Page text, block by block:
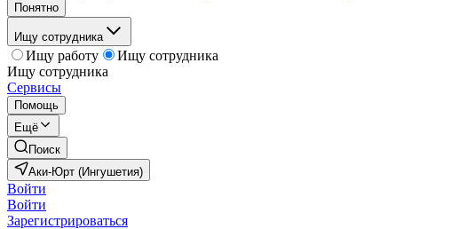
Понятно
Ищу сотрудника
Ищу работу
Ищу сотрудника
Ищу сотрудника
Сервисы
Помощь
Ещё
Поиск
Аки-Юрт (Ингушетия)
Войти
Войти
Зарегистрироваться